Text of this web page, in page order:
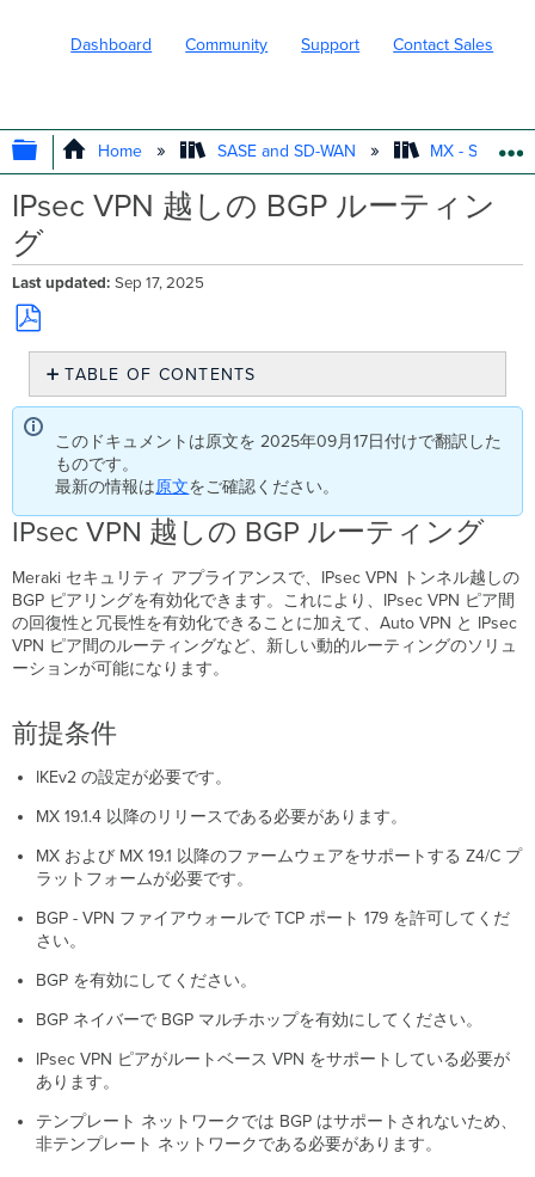
Dashboard Community Support Contact Sales
EXPAND/COLLAPSE GLOBAL
Home SASE and SD-WAN MX - Security
IPsec VPN 越しの BGP ルーティン
グ
Last updated Sep 17, 2025
Save
PDF
TABLE OF CONTENTS
IPsec
越
し
の
BGP
ル
テ
ィ
ン
グ
条
IPsec
越
の
eBGP
設
定
接
続
の
証
このドキュメントは原文を 2025年09月17日付けで翻訳した
ものです。
最新の情報は原文をご確認ください。
IPsec VPN 越しの BGP ルーティング
Meraki セキュリティ アプライアンスで、IPsec VPN トンネル越しの
BGP ピアリングを有効化できます。これにより、IPsec VPN ピア間
の回復性と冗長性を有効化できることに加えて、Auto VPN と IPsec
VPN ピア間のルーティングなど、新しい動的ルーティングのソリュ
ーションが可能になります。
前提条件
IKEv2 の設定が必要です。
MX 19.1.4 以降のリリースである必要があります。
MX および MX 19.1 以降のファームウェアをサポートする Z4/C プ
ラットフォームが必要です。
BGP - VPN ファイアウォールで TCP ポート 179 を許可してくだ
さい。
BGP を有効にしてください。
BGP ネイバーで BGP マルチホップを有効にしてください。
IPsec VPN ピアがルートベース VPN をサポートしている必要が
あります。
テンプレート ネットワークでは BGP はサポートされないため、
非テンプレート ネットワークである必要があります。